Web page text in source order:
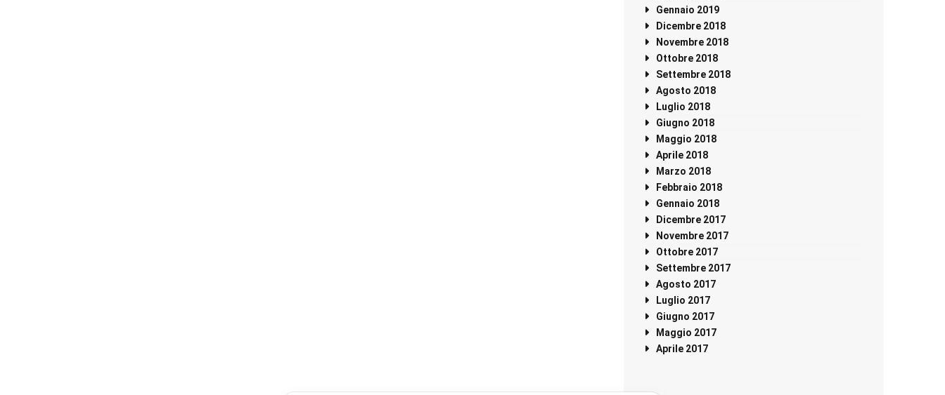
Gennaio 2019
Dicembre 2018
Novembre 2018
Ottobre 2018
Settembre 2018
Agosto 2018
Luglio 2018
Giugno 2018
Maggio 2018
Aprile 2018
Marzo 2018
Febbraio 2018
Gennaio 2018
Dicembre 2017
Novembre 2017
Ottobre 2017
Settembre 2017
Agosto 2017
Luglio 2017
Giugno 2017
Maggio 2017
Aprile 2017